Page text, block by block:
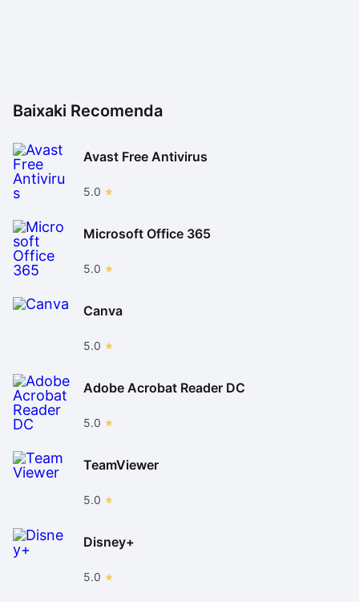
Baixaki Recomenda
Avast Free Antivirus
5.0
Microsoft Office 365
5.0
Canva
5.0
Adobe Acrobat Reader DC
5.0
TeamViewer
5.0
Disney+
5.0